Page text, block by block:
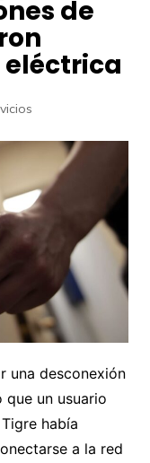
de
una desconexión
un usuario
había
a la red